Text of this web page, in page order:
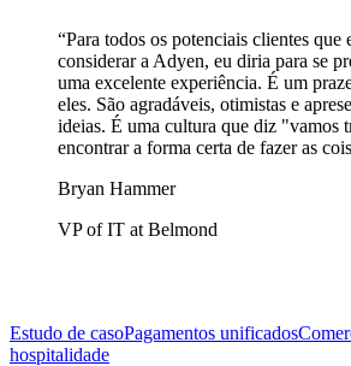
“Para todos os potenciais clientes que
considerar a Adyen, eu diria para se
uma excelente experiência. É um
eles. São agradáveis, otimistas e
ideias. É uma cultura que diz "vamos
encontrar a forma certa de fazer as
Bryan Hammer
VP of IT at Belmond
Estudo de casoPagamentos unificados
hospitalidade